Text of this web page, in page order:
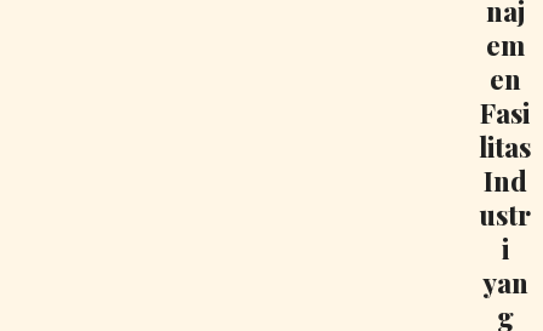
naj
em
en
Fasi
litas
Ind
ustr
i
yan
g